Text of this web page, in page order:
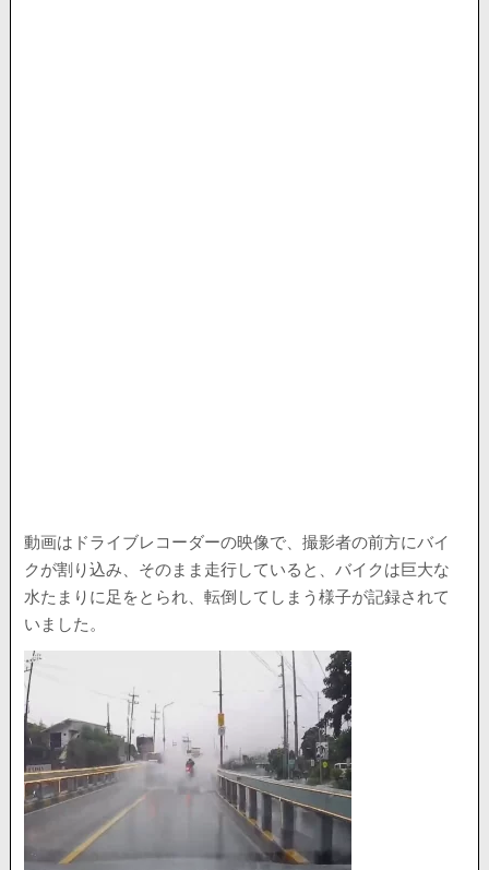
動画はドライブレコーダーの映像で、撮影者の前方にバイ
クが割り込み、そのまま走行していると、バイクは巨大な
水たまりに足をとられ、転倒してしまう様子が記録されて
いました。